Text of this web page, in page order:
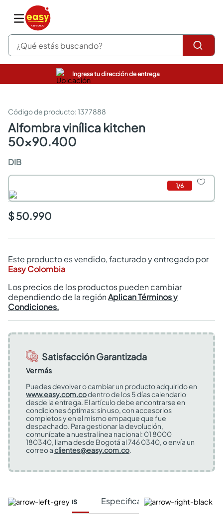
¿Qué estás buscando?
Ingresa tu dirección de entrega
:1377888
alfombra vinílica kitchen
50x90.400
DIB
1/6
$ 50.990
Este producto es vendido, facturado y entregado por
Easy Colombia
Los precios de los productos pueden cambiar
dependiendo de la regiónAplican Términos y
Condiciones.
Satisfacción Garantizada
Ver más
Puedes devolver o cambiar un producto adquirido en
www.easy.com.codentro de los 5 días calendario
desde la entrega. El artículo debe encontrarse en
condiciones óptimas: sin uso, con accesorios
completos y en el mismo empaque que fue
despachado. Para gestionar la devolución,
comunícate a nuestra línea nacional: 01 8000
180340, llama desde Bogotá al 746 0340, o envía un
correo aclientes@easy.com.co.
Características Especificaciones Técnicas
pinturas
sanitarios
comedor
escritorio
comedores
armarios closet